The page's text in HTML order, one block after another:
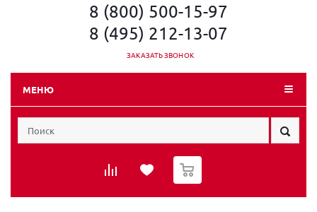
8 (800) 500-15-97
8 (495) 212-13-07
ЗАКАЗАТЬ ЗВОНОК
МЕНЮ
0